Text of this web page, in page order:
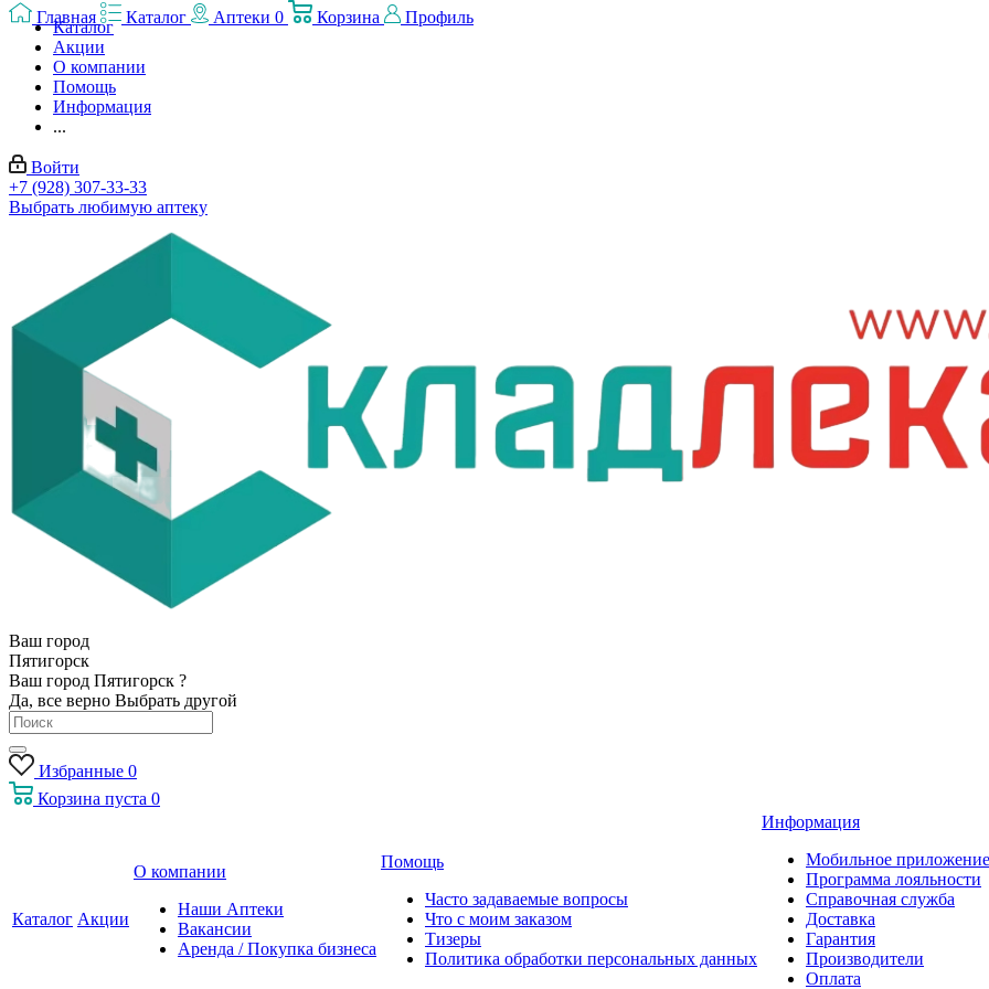
Каталог
Акции
О компании
Помощь
Информация
...
Войти
+7 (928) 307-33-33
Выбрать любимую аптеку
Ваш город
Пятигорск
Ваш город Пятигорск ?
Да, все верно Выбрать другой
Избранные 0
Корзина пуста 0
Каталог Акции
О компании
Наши Аптеки
Вакансии
Аренда / Покупка бизнеса
Помощь
Часто задаваемые вопросы
Что с моим заказом
Тизеры
Политика обработки персональных данных
Информация
Мобильное приложение
Программа лояльности
Справочная служба
Доставка
Гарантия
Производители
Оплата
Главная Каталог Аптеки 0 Корзина Профиль